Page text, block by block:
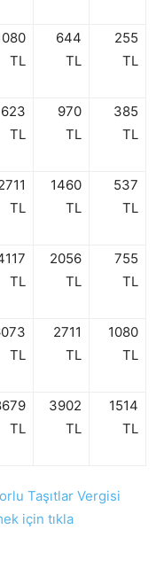
TL
644
TL
255
TL
TL
970
TL
385
TL
TL
1460
TL
537
TL
TL
2056
TL
755
TL
TL
2711
TL
1080
TL
TL
3902
TL
1514
TL
Taşıtlar Vergisi
için tıkla